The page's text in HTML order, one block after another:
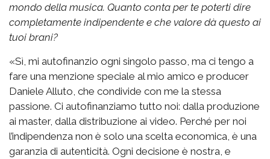
mondo della musica. Quanto conta per te poterti dire
completamente indipendente e che valore dà questo ai
tuoi brani?
«Sì, mi autofinanzio ogni singolo passo, ma ci tengo a
fare una menzione speciale al mio amico e producer
Daniele Alluto, che condivide con me la stessa
passione. Ci autofinanziamo tutto noi: dalla produzione
ai master, dalla distribuzione ai video. Perché per noi
l’indipendenza non è solo una scelta economica, è una
garanzia di autenticità. Ogni decisione è nostra, e